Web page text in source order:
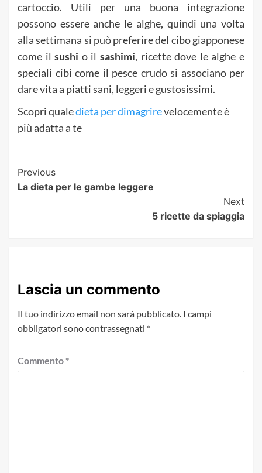
cartoccio. Utili per una buona integrazione
possono essere anche le alghe, quindi una volta
alla settimana si può preferire del cibo giapponese
come ilsushi o ilsashimi, ricette dove le alghe e
speciali cibi come il pesce crudo si associano per
dare vita a piatti sani, leggeri e gustosissimi.
Scopri qualedieta per dimagrirevelocemente è
più adatta a te
Post
Navigation
Previous
La dieta per le gambe leggere
Next
5 ricette da spiaggia
Lascia un commento
Il tuo indirizzo email non sarà pubblicato. I campi
obbligatori sono contrassegnati *
Commento *